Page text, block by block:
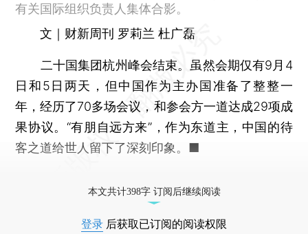
有关国际组织负责人集体合影。
文｜财新周刊 罗莉兰 杜广磊
二十国集团杭州峰会结束。虽然会期仅有9月4
日和5日两天，但中国作为主办国准备了整整一
年，经历了70多场会议，和参会方一道达成29项成
果协议。“有朋自远方来”，作为东道主，中国的待
客之道给世人留下了深刻印象。■
本文共计398字 订阅后继续阅读
登录 后获取已订阅的阅读权限